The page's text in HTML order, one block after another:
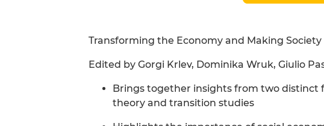
Transforming the Economy and Making Society
Edited by Gorgi Krlev, Dominika Wruk, Giulio
Brings together insights from two distinct
theory and transition studies